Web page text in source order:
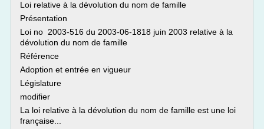
Loi relative à la dévolution du nom de famille
Présentation
Loi no 2003-516 du 2003-06-1818 juin 2003 relative à la
dévolution du nom de famille
Référence
Adoption et entrée en vigueur
Législature
modifier
La loi relative à la dévolution du nom de famille est une loi
française...